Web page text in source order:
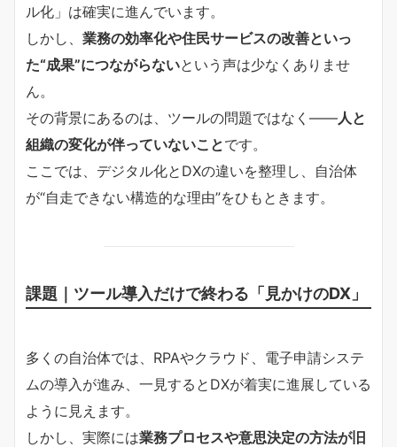
ル化」は確実に進んでいます。
しかし、 業務の効率化や住民サービスの改善といっ
た“成果”につながらないという声は少なくありませ
ん。
その背景にあるのは、ツールの問題ではなく――人と
組織の変化が伴っていないことです。
ここでは、デジタル化とDXの違いを整理し、自治体
が“自走できない構造的な理由”をひもときます。
課題｜ツール導入だけで終わる「見かけのDX」
多くの自治体では、RPAやクラウド、電子申請システ
ムの導入が進み、一見するとDXが着実に進展している
ように見えます。
しかし、実際には業務プロセスや意思決定の方法が旧